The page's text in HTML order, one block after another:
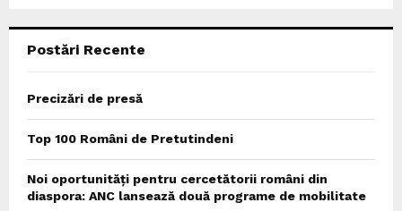
Postări Recente
Precizări de presă
Top 100 Români de Pretutindeni
Noi oportunități pentru cercetătorii români din
diaspora: ANC lansează două programe de mobilitate